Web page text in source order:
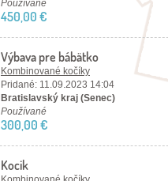
Používané
450,00 €
Výbava pre bábätko
Kombinované kočíky
Pridané: 11.09.2023 14:04
Bratislavský kraj (Senec)
Používané
300,00 €
Kocik